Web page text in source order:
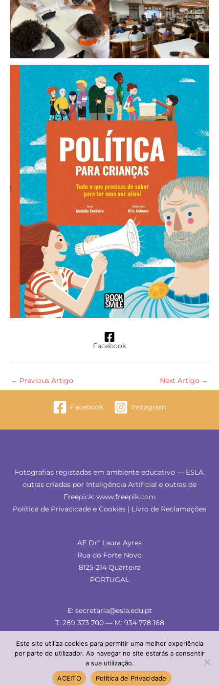
Facebook
← Previous Artigo Next Artigo →
Facebook Instagram
Fotografias registadas em ambiente educativo — ESLA,
outras criadas por Inteligência Artificial e outras de
Freepick: www.freepik.com
Política de Privacidade e Cookies | Livro de Reclamações
AE Drª Laura Ayres
Rua do Forte Novo
8125-214 Quarteira
PORTUGAL
E: secretaria@esla.edu.pt
T: 289 373 700 — M: 934 778 168
© ESLA 2024 — comunicação & imagem
Este site utiliza cookies para permitir uma melhor experiência
por parte do utilizador. Ao navegar no site estarás a consentir
a sua utilização.
ACEITO
Política de Privacidade